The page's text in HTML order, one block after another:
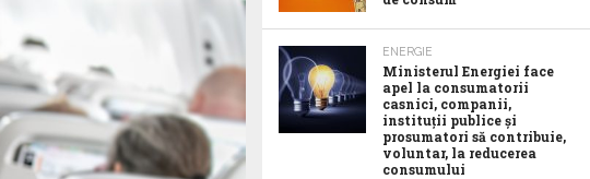
ENERGIE
Ministerul Energiei face
apel la consumatorii
casnici, companii,
instituții publice și
prosumatori să contribuie,
voluntar, la reducerea
consumului